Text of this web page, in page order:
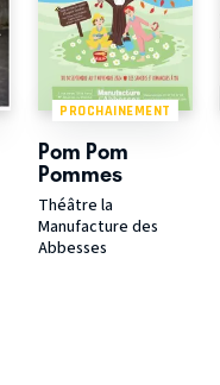
PROCHAINEMENT
Pom Pom
Pommes
Théâtre la
Manufacture des
Abbesses